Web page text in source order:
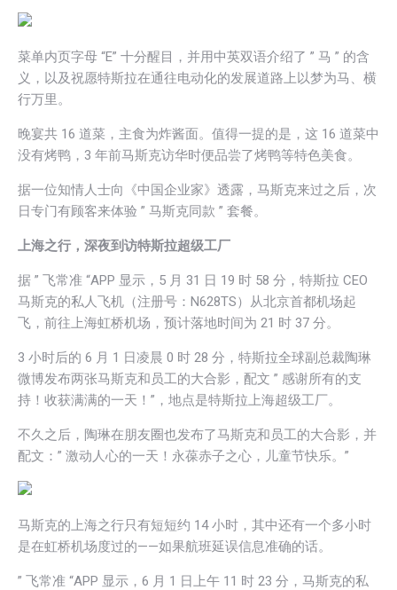
菜单内页字母 “E” 十分醒目，并用中英双语介绍了 ” 马 ” 的含
义，以及祝愿特斯拉在通往电动化的发展道路上以梦为马、横
行万里。
晚宴共 16 道菜，主食为炸酱面。值得一提的是，这 16 道菜中
没有烤鸭，3 年前马斯克访华时便品尝了烤鸭等特色美食。
据一位知情人士向《中国企业家》透露，马斯克来过之后，次
日专门有顾客来体验 ” 马斯克同款 ” 套餐。
上海之行，深夜到访特斯拉超级工厂
据 ” 飞常准 “APP 显示，5 月 31 日 19 时 58 分，特斯拉 CEO
马斯克的私人飞机（注册号：N628TS）从北京首都机场起
飞，前往上海虹桥机场，预计落地时间为 21 时 37 分。
3 小时后的 6 月 1 日凌晨 0 时 28 分，特斯拉全球副总裁陶琳
微博发布两张马斯克和员工的大合影，配文 ” 感谢所有的支
持！收获满满的一天！”，地点是特斯拉上海超级工厂。
不久之后，陶琳在朋友圈也发布了马斯克和员工的大合影，并
配文：” 激动人心的一天！永葆赤子之心，儿童节快乐。”
马斯克的上海之行只有短短约 14 小时，其中还有一个多小时
是在虹桥机场度过的——如果航班延误信息准确的话。
” 飞常准 “APP 显示，6 月 1 日上午 11 时 23 分，马斯克的私